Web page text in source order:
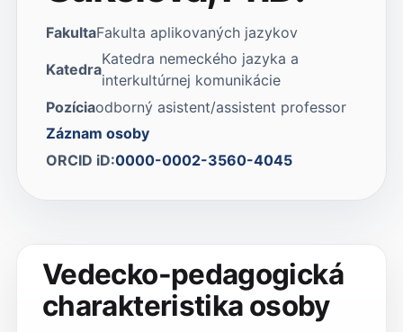
FakultaFakulta aplikovaných jazykov
Katedra
Katedra nemeckého jazyka a
interkultúrnej komunikácie
Pozíciaodborný asistent/assistent professor
Záznam osoby
ORCID iD:0000-0002-3560-4045
Vedecko-pedagogická
charakteristika osoby